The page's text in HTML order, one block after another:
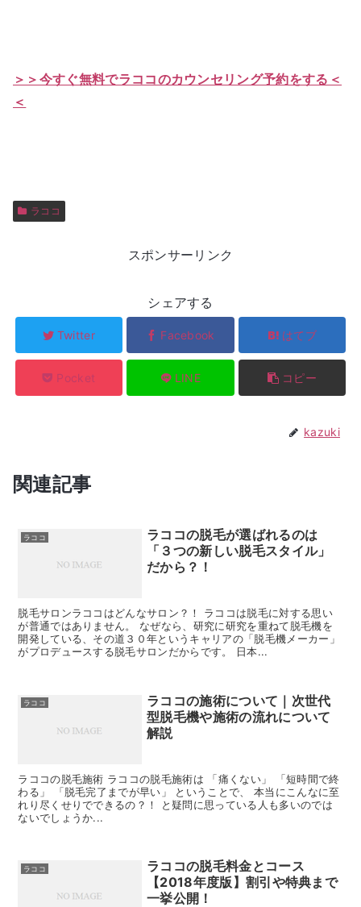
＞＞今すぐ無料でラココのカウンセリング予約をする＜
＜
ラココ
スポンサーリンク
シェアする
Twitter Facebook はてブ
Pocket LINE コピー
kazuki
関連記事
ラココ
ラココの脱毛が選ばれるのは
「３つの新しい脱毛スタイル」
だから？！
脱毛サロンラココはどんなサロン？！ ラココは脱毛に対する思い
が普通ではありません。 なぜなら、研究に研究を重ねて脱毛機を
開発している、その道３０年というキャリアの「脱毛機メーカー」
がプロデュースする脱毛サロンだからです。 日本...
ラココ
ラココの施術について｜次世代
型脱毛機や施術の流れについて
解説
ラココの脱毛施術 ラココの脱毛施術は 「痛くない」 「短時間で終
わる」 「脱毛完了までが早い」 ということで、 本当にこんなに至
れり尽くせりでできるの？！ と疑問に思っている人も多いのでは
ないでしょうか...
ラココ
ラココの脱毛料金とコース
【2018年度版】割引や特典まで
一挙公開！